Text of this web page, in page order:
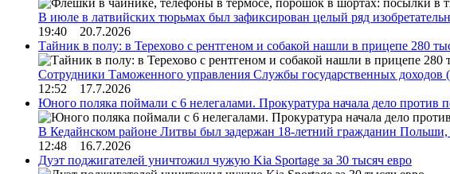
В июле в латвийских тюрьмах был зафиксирован целый ряд
19:40 20.7.2026
Тайник в полу: в Терехово с рентгеном и собакой нашли в прицепе 280
Сотрудники Таможенного управления Службы государственных
12:52 17.7.2026
Юного поляка поймали с 6 нелегалами. Прокуратура начала дело против
В Кедайнском районе Литвы был задержан 18-летний гражданин
12:48 16.7.2026
Дуэт поджигателей уничтожил чужую Kia Sportage за 30 тысяч евро